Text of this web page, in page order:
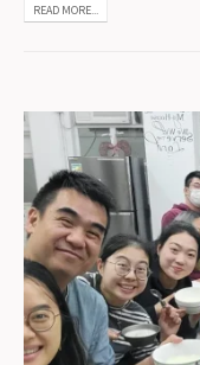
READ MORE...